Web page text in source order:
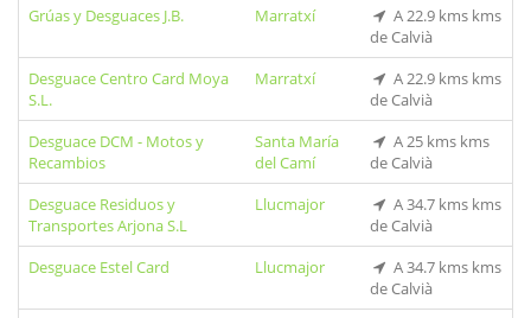
Grúas y Desguaces J.B.
Marratxí
A 22.9 kms kms
de Calvià
Desguace Centro Card Moya
S.L.
Marratxí
A 22.9 kms kms
de Calvià
Desguace DCM - Motos y
Recambios
Santa María
del Camí
A 25 kms kms
de Calvià
Desguace Residuos y
Transportes Arjona S.L
Llucmajor
A 34.7 kms kms
de Calvià
Desguace Estel Card
Llucmajor
A 34.7 kms kms
de Calvià